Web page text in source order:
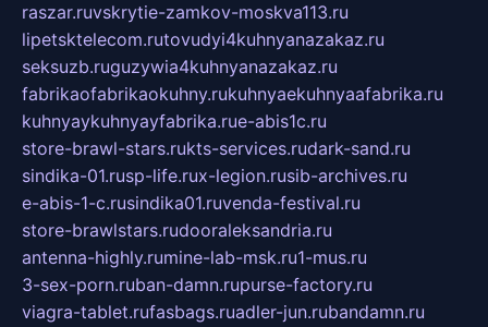
raszar.ruvskrytie-zamkov-moskva113.ru
lipetsktelecom.rutovudyi4kuhnyanazakaz.ru
seksuzb.ruguzywia4kuhnyanazakaz.ru
fabrikaofabrikaokuhny.rukuhnyaekuhnyaafabrika.ru
kuhnyaykuhnyayfabrika.rue-abis1c.ru
store-brawl-stars.rukts-services.rudark-sand.ru
sindika-01.rusp-life.rux-legion.rusib-archives.ru
e-abis-1-c.rusindika01.ruvenda-festival.ru
store-brawlstars.rudooraleksandria.ru
antenna-highly.rumine-lab-msk.ru1-mus.ru
3-sex-porn.ruban-damn.rupurse-factory.ru
viagra-tablet.rufasbags.ruadler-jun.rubandamn.ru